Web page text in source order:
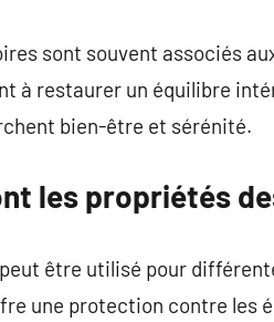
sont souvent associés
à restaurer un équilibre
bien-être et sérénité.
les propriétés
être utilisé pour
une protection contre les